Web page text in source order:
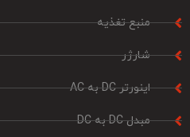
منبع تغذیه
شارژر
اینورتر DC به AC
مبدل DC به DC